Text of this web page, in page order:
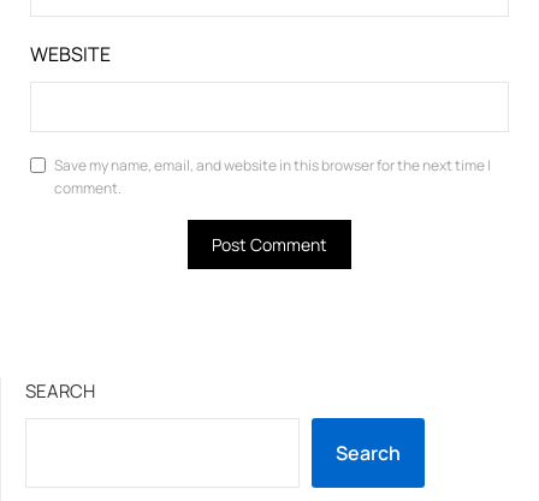
WEBSITE
Save my name, email, and website in this browser for the next time I
comment.
SEARCH
Search